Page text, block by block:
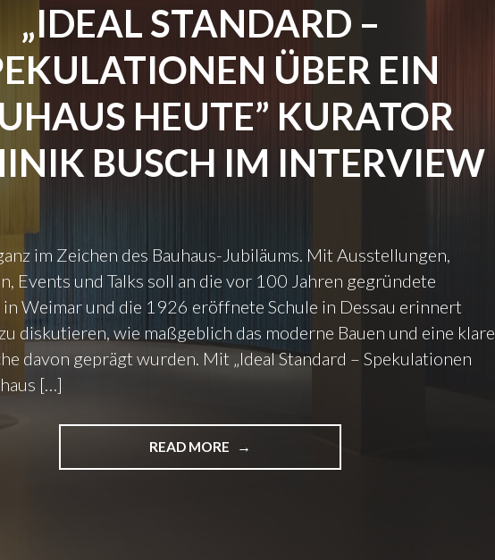
„IDEAL STANDARD –
ÜBER EIN
HEUTE” KURATOR
BUSCH IM INTERVIEW
im Zeichen des Bauhaus-Jubiläums. Mit Ausstellungen,
Events und Talks soll an die vor 100 Jahren gegründete
Weimar und die 1926 eröffnete Schule in Dessau erinnert
diskutieren, wie maßgeblich das moderne Bauen und eine klare
davon geprägt wurden. Mit „Ideal Standard – Spekulationen
[…]
READ MORE
„